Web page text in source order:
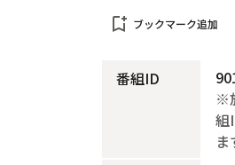
bookmark_add ブックマーク追加
番組ID
※
組
ま